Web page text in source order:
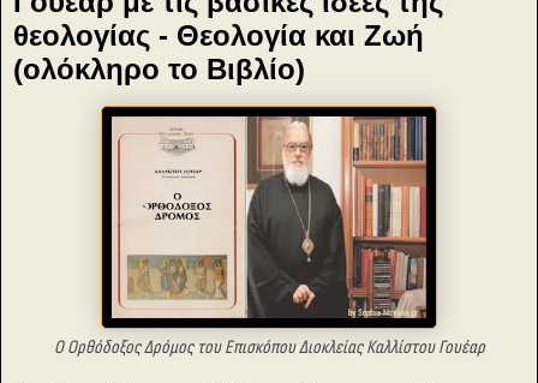
θεολογίας - Θεολογία και Ζωή
(ολόκληρο το Βιβλίο)
Ο Ορθόδοξος Δρόμος του Επισκόπου Διοκλείας Καλλίστου Γουέαρ